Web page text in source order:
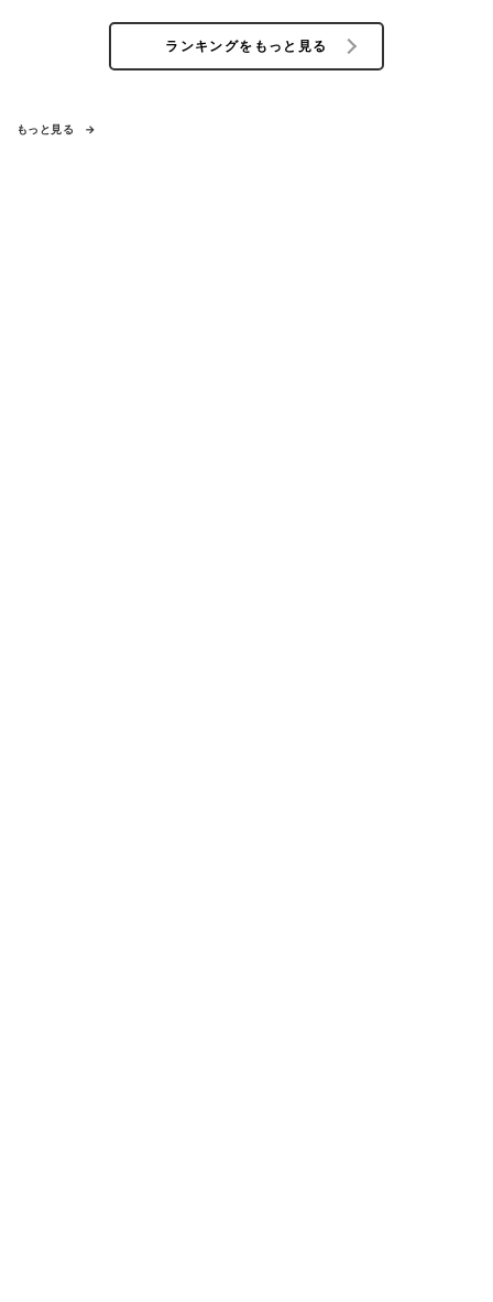
ランキングをもっと見る
もっと見る